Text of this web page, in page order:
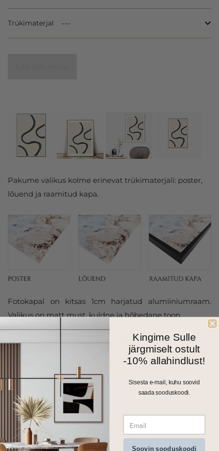
Pakume valikus kolme erinevat trükimaterjali: poster,
lõuend ja raamitud kapa.
Fotokapal on kitsas 1cm harjatud alumiiniumraam.
Valikus on matt must, kuldne ja hõbedane toon.
Trükimaterjal
Kõik meie seinapildid, fotolõuendid ja kapad trükitakse
Kingime Sulle
järgmiselt ostult
-10% allahindlust!
Sisesta e-mail, kuhu soovid
saada sooduskoodi.
Soovin sooduskoodi